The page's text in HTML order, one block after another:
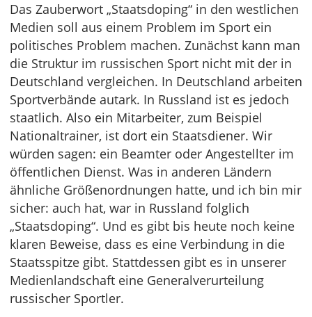
Das Zauberwort „Staatsdoping“ in den westlichen
Medien soll aus einem Problem im Sport ein
politisches Problem machen. Zunächst kann man
die Struktur im russischen Sport nicht mit der in
Deutschland vergleichen. In Deutschland arbeiten
Sportverbände autark. In Russland ist es jedoch
staatlich. Also ein Mitarbeiter, zum Beispiel
Nationaltrainer, ist dort ein Staatsdiener. Wir
würden sagen: ein Beamter oder Angestellter im
öffentlichen Dienst. Was in anderen Ländern
ähnliche Größenordnungen hatte, und ich bin mir
sicher: auch hat, war in Russland folglich
„Staatsdoping“. Und es gibt bis heute noch keine
klaren Beweise, dass es eine Verbindung in die
Staatsspitze gibt. Stattdessen gibt es in unserer
Medienlandschaft eine Generalverurteilung
russischer Sportler.